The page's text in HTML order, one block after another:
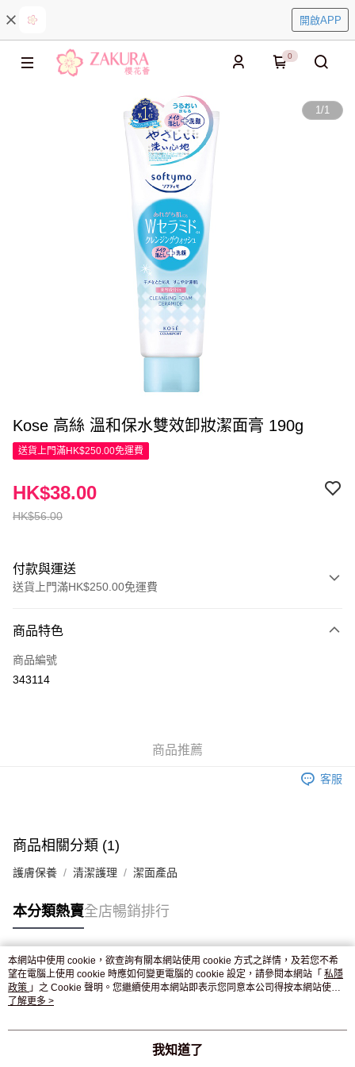
開啟APP
0
1/1
Kose 高絲 溫和保水雙效卸妝潔面膏 190g
送貨上門滿HK$250.00免運費
HK$56.00
HK$38.00
付款與運送
送貨上門滿HK$250.00免運費
信用卡
Apple Pay
付款後門市自取，訂單確認後2-4個工作天到店，7天內取。逾期後
商品特色
商品編號
343114
商品推薦
客服
商品相關分類 (1)
護膚保養 清潔護理 潔面產品
本分類熱賣全店暢銷排行
熱門標籤
熱銷排行
本網站中使用 cookie，欲查詢有關本網站使用 cookie 方式之詳情，及若您不希
望在電腦上使用 cookie 時應如何變更電腦的 cookie 設定，請參閱本網站「 私隱
政策 」之 Cookie 聲明。您繼續使用本網站即表示您同意本公司得按本網站使用
條款之 Cookie 聲明使用 cookie。
了解更多 >
我知道了